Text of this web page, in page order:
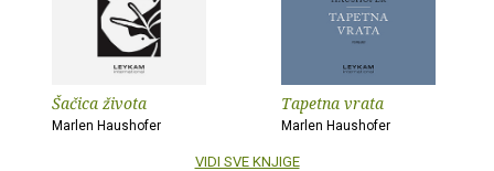
Šačica života
Marlen Haushofer
Tapetna vrata
Marlen Haushofer
VIDI SVE KNJIGE